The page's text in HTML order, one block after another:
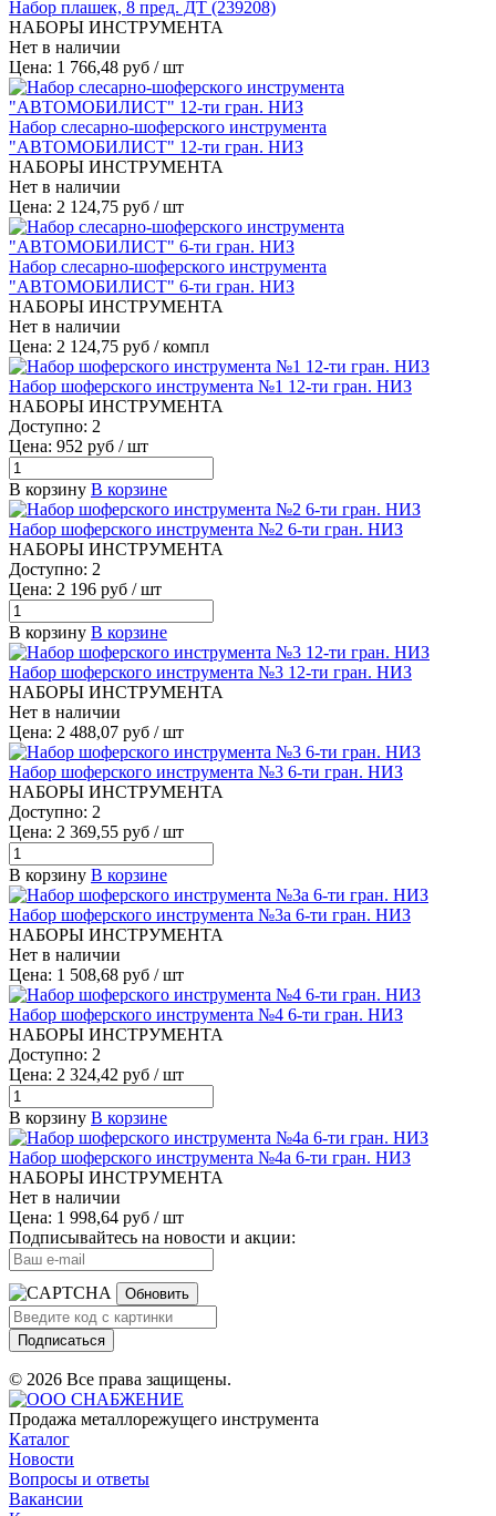
Набор плашек, 8 пред. ДТ (239208)
НАБОРЫ ИНСТРУМЕНТА
Нет в наличии
Цена: 1 766,48 руб / шт
Набор слесарно-шоферского инструмента
"АВТОМОБИЛИСТ" 12-ти гран. НИЗ
НАБОРЫ ИНСТРУМЕНТА
Нет в наличии
Цена: 2 124,75 руб / шт
Набор слесарно-шоферского инструмента
"АВТОМОБИЛИСТ" 6-ти гран. НИЗ
НАБОРЫ ИНСТРУМЕНТА
Нет в наличии
Цена: 2 124,75 руб / компл
Набор шоферского инструмента №1 12-ти гран. НИЗ
НАБОРЫ ИНСТРУМЕНТА
Доступно: 2
Цена: 952 руб / шт
В корзину В корзине
Набор шоферского инструмента №2 6-ти гран. НИЗ
НАБОРЫ ИНСТРУМЕНТА
Доступно: 2
Цена: 2 196 руб / шт
В корзину В корзине
Набор шоферского инструмента №3 12-ти гран. НИЗ
НАБОРЫ ИНСТРУМЕНТА
Нет в наличии
Цена: 2 488,07 руб / шт
Набор шоферского инструмента №3 6-ти гран. НИЗ
НАБОРЫ ИНСТРУМЕНТА
Доступно: 2
Цена: 2 369,55 руб / шт
В корзину В корзине
Набор шоферского инструмента №3а 6-ти гран. НИЗ
НАБОРЫ ИНСТРУМЕНТА
Нет в наличии
Цена: 1 508,68 руб / шт
Набор шоферского инструмента №4 6-ти гран. НИЗ
НАБОРЫ ИНСТРУМЕНТА
Доступно: 2
Цена: 2 324,42 руб / шт
В корзину В корзине
Набор шоферского инструмента №4а 6-ти гран. НИЗ
НАБОРЫ ИНСТРУМЕНТА
Нет в наличии
Цена: 1 998,64 руб / шт
Подписывайтесь на новости и акции:
Обновить
Подписаться
© 2026 Все права защищены.
Продажа металлорежущего инструмента
Каталог
Новости
Вопросы и ответы
Вакансии